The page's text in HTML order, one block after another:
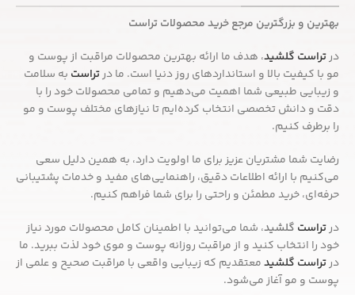
بهترین و بزرگترین مرجع خرید محصولات تراست
درتراست گلشید، هدف ما ارائه بهترین محصولات مراقبت از پوست و
مو با کیفیت بالا و استانداردهای روز دنیا است. ما درتراست به سلامت
و زیبایی طبیعی شما اهمیت می‌دهیم و تمامی محصولات خود را با
دقت و دانش تخصصی انتخاب کرده‌ایم تا نیازهای مختلف پوست و مو
را برطرف کنیم.
رضایت شما مشتریان عزیز برای ما اولویت دارد، به همین دلیل سعی
می‌کنیم با ارائه اطلاعات دقیق، راهنمایی‌های مفید و خدمات پشتیبانی
حرفه‌ای، خرید مطمئن و راحتی را برای شما فراهم کنیم.
درتراست گلشید، شما می‌توانید با اطمینان کامل محصولات مورد نیاز
خود را انتخاب کنید و از مراقبت روزانه پوست و موی خود لذت ببرید. ما
درتراست گلشیدمعتقدیم که زیبایی واقعی با مراقبت صحیح و علمی از
پوست و مو آغاز می‌شود.